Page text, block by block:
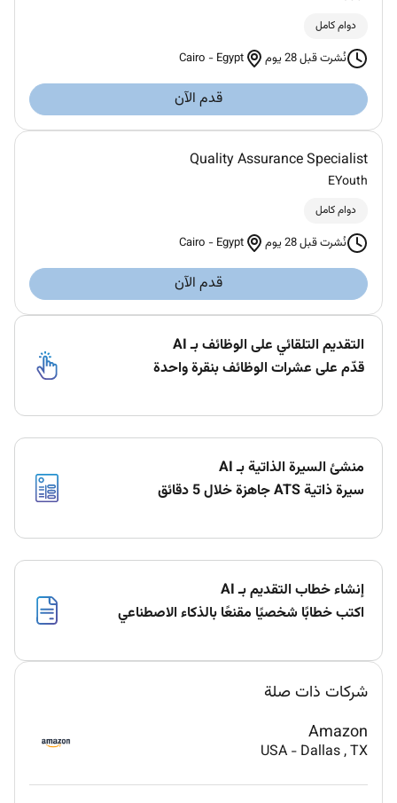
دوام كامل
نُشرت قبل 28 يوم Cairo - Egypt
قدم الآن
Quality Assurance Specialist
EYouth
دوام كامل
نُشرت قبل 28 يوم Cairo - Egypt
قدم الآن
التقديم التلقائي على الوظائف بـ AI
قدّم على عشرات الوظائف بنقرة واحدة
منشئ السيرة الذاتية بـ AI
سيرة ذاتية ATS جاهزة خلال 5 دقائق
إنشاء خطاب التقديم بـ AI
اكتب خطابًا شخصيًا مقنعًا بالذكاء الاصطناعي
شركات ذات صلة
Amazon
USA - Dallas, TX